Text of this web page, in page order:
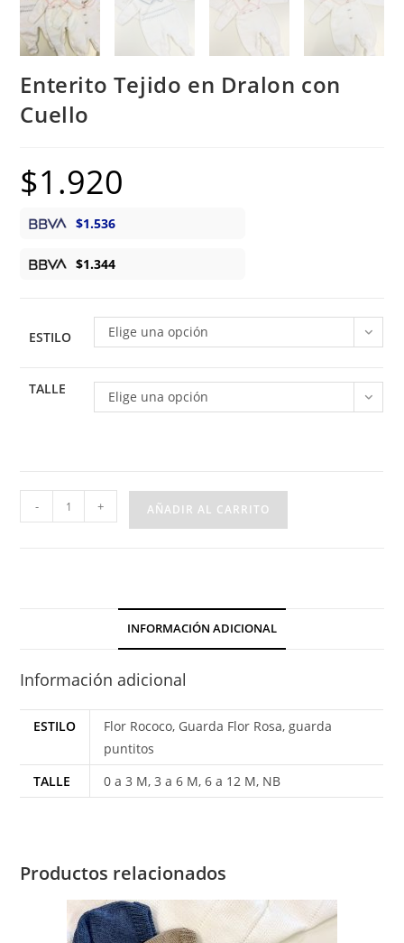
Enterito Tejido en Dralon con
Cuello
$1.920
$1.536
$1.344
ESTILO Elige una opción
TALLE Elige una opción
Enterito
Tejido
- + AÑADIR AL CARRITO
INFORMACIÓN ADICIONAL
Información adicional
ESTILO
Flor Rococo, Guarda Flor Rosa, guarda
puntitos
TALLE
0 a 3 M, 3 a 6 M, 6 a 12 M, NB
Productos relacionados